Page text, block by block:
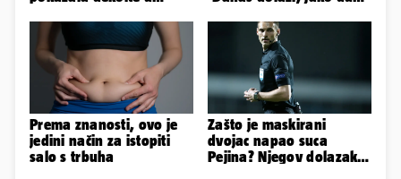
haljinici
Prema znanosti, ovo je
jedini način za istopiti
salo s trbuha
Zašto je maskirani
dvojac napao suca
Pejina? Njegov dolazak u